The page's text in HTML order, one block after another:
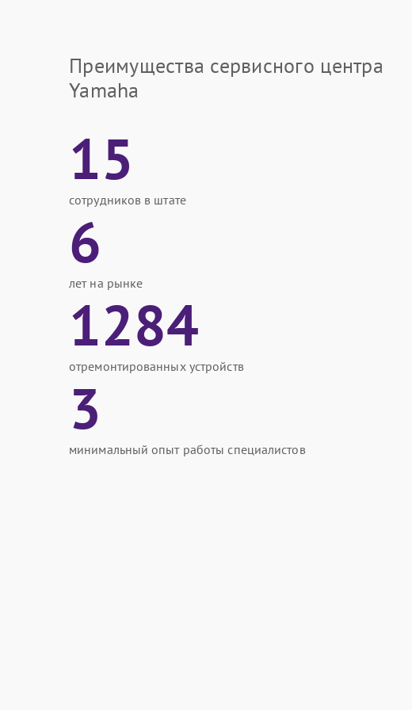
Преимущества сервисного центра
Yamaha
15
сотрудников в штате
6
лет на рынке
1284
отремонтированных устройств
3
минимальный опыт работы специалистов